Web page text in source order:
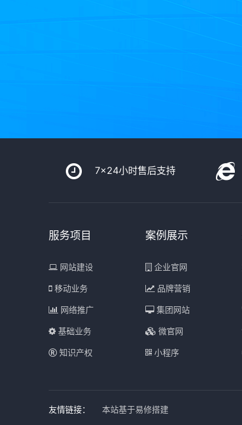
7x24小时售后支持
服务项目
网站建设
移动业务
网络推广
基础业务
知识产权
案例展示
企业官网
品牌营销
集团网站
微官网
小程序
友情链接： 本站基于易修搭建